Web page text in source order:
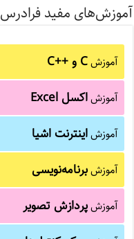
آموزش‌های مفید فرادرس
آموزشC و C++‎
آموزشاکسل Excel
آموزشاینترنت اشیا
آموزشبرنامه‌نویسی
آموزشپردازش تصویر